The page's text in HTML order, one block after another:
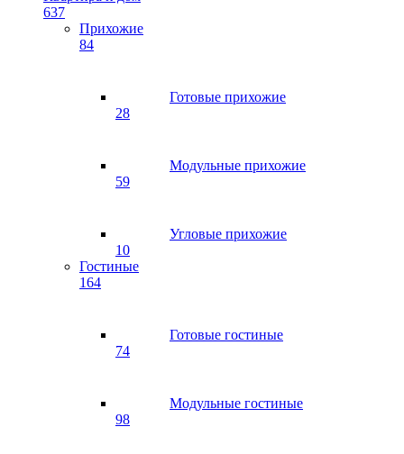
637
Прихожие
84
Готовые прихожие
28
Модульные прихожие
59
Угловые прихожие
10
Гостиные
164
Готовые гостиные
74
Модульные гостиные
98